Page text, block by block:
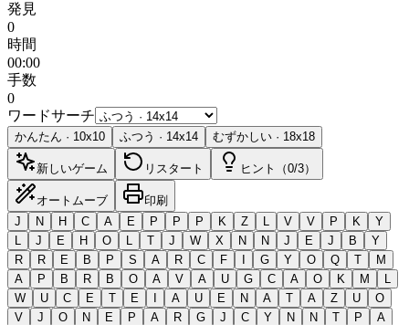
発見
0
時間
00:00
手数
0
ワードサーチ
かんたん · 10x10 ふつう · 14x14 むずかしい · 18x18
新しいゲーム リスタート ヒント（0/3）
オートムーブ
印刷
J
N H C A E P P P K Z L V V P K
Y
L
J E H O L T J W X N N J E J B
Y
R
R E B P S A R C F I G Y O Q T
M
A
P B R B O A V A U G C A O K M
L
W
U C E T E I A U E N A T A Z U
O
V
J O N E P A R G J C Y N N T P
A